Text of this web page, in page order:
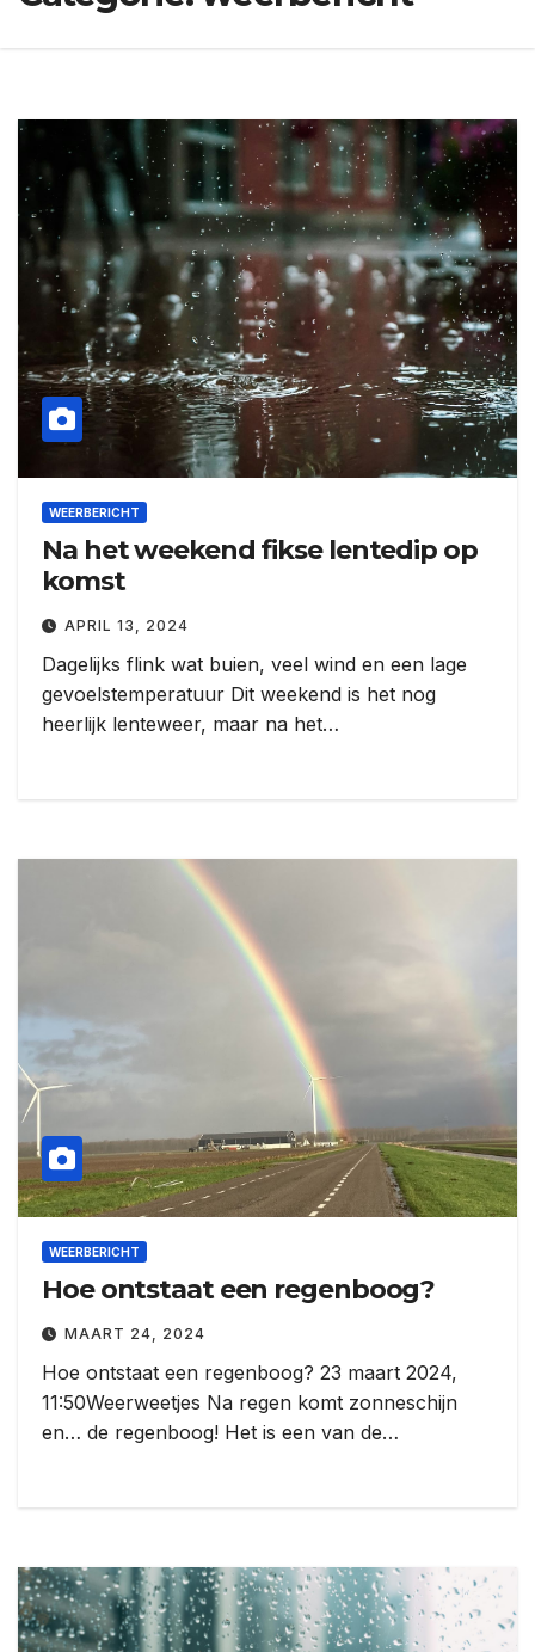
WEERBERICHT
Na het weekend fikse lentedip op
komst
APRIL 13, 2024
Dagelijks flink wat buien, veel wind en een lage
gevoelstemperatuur Dit weekend is het nog
heerlijk lenteweer, maar na het…
WEERBERICHT
Hoe ontstaat een regenboog?
MAART 24, 2024
Hoe ontstaat een regenboog? 23 maart 2024,
11:50Weerweetjes Na regen komt zonneschijn
en… de regenboog! Het is een van de…